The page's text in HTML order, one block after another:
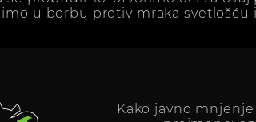
u borbu protiv mraka
Kako javno